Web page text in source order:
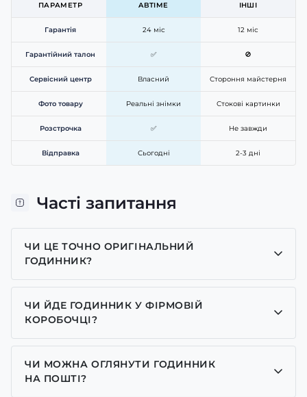
ПАРАМЕТР ABTIME ІНШІ
Гарантія 24 міс 12 міс
Гарантійний талон ✅ 🚫
Сервісний центр Власний Стороння майстерня
Фото товару Реальні знімки Стокові картинки
Розстрочка ✅ Не завжди
Відправка Сьогодні 2-3 дні
Часті запитання
ЧИ ЦЕ ТОЧНО ОРИГІНАЛЬНИЙ
ГОДИННИК?
Так, усі годинники у нас лише оригінальні, ми є
представником багатьох брендів.
ЧИ ЙДЕ ГОДИННИК У ФІРМОВІЙ
КОРОБОЧЦІ?
Для годинників бренду Casio, Pagani Design,
GUARDO та GOODYEAR додаємо фірмові
коробочки із брендовим надписом. Для бренду
ЧИ МОЖНА ОГЛЯНУТИ ГОДИННИК
НА ПОШТІ?